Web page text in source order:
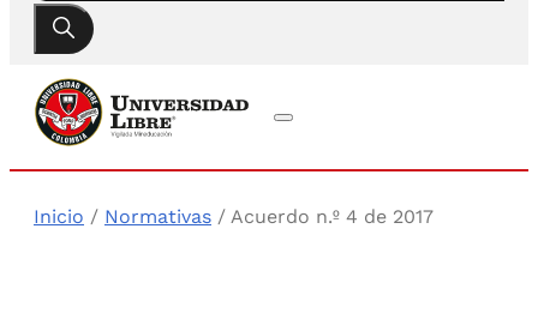
Inicio / Normativas / Acuerdo n.º 4 de 2017